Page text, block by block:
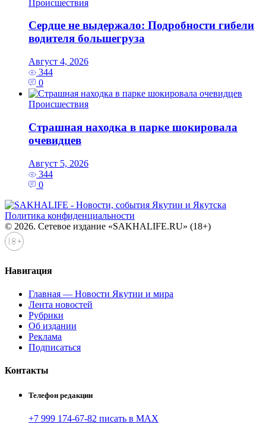
Происшествия
Сердце не выдержало: Подробности гибели
водителя большегруза
Август 4, 2026
344
0
Происшествия
Страшная находка в парке шокировала
очевидцев
Август 5, 2026
344
0
Политика конфиденциальности
© 2026. Сетевое издание «SAKHALIFE.RU» (18+)
Навигация
Главная — Новости Якутии и мира
Лента новостей
Рубрики
Об издании
Реклама
Подписаться
Контакты
Телефон редакции
+7 999 174-67-82 писать в MAX